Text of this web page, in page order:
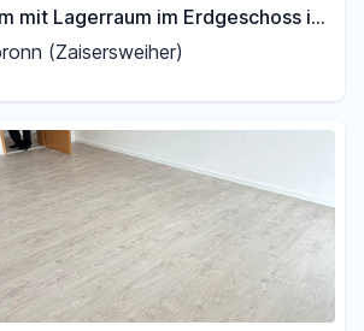
mit Lagerraum im Erdgeschoss in
(Zaisersweiher)